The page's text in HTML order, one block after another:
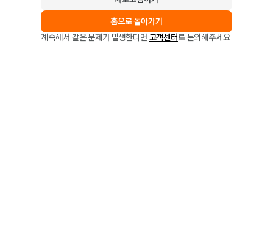
홈으로 돌아가기
계속해서 같은 문제가 발생한다면 고객센터로 문의해주세요.